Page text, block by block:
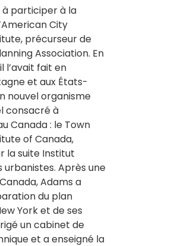
à participer à la
City
précurseur de
Association. En
l’avait fait en
et aux États-
nouvel organisme
consacré à
Canada : le Town
of Canada,
la suite Institut
urbanistes. Après une
Adams a
du plan
York et de ses
un cabinet de
et a enseigné la